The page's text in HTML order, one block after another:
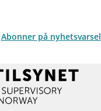
Abonner på nyhetsvarsel